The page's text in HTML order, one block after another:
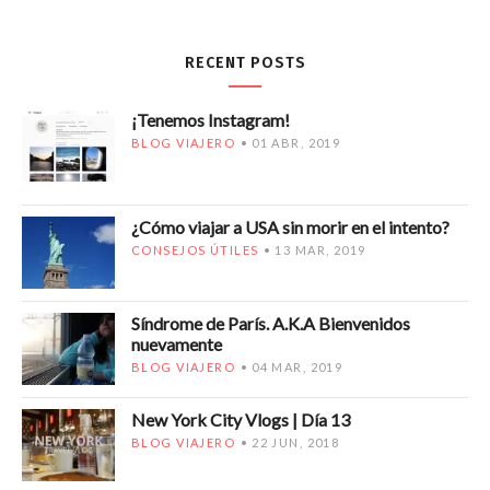
RECENT POSTS
¡Tenemos Instagram!
BLOG VIAJERO 01 ABR, 2019
¿Cómo viajar a USA sin morir en el intento?
CONSEJOS ÚTILES 13 MAR, 2019
Síndrome de París. A.K.A Bienvenidos
nuevamente
BLOG VIAJERO 04 MAR, 2019
New York City Vlogs | Día 13
BLOG VIAJERO 22 JUN, 2018